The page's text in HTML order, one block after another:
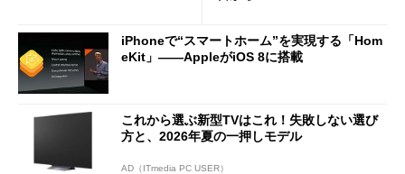
iPhoneで“スマートホーム”を実現する「Hom
eKit」――AppleがiOS 8に搭載
これから選ぶ新型TVはこれ！失敗しない選び
方と、2026年夏の一押しモデル
AD（ITmedia PC USER）